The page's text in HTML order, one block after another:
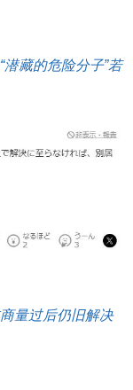
藏的危险分子”若
量过后仍旧解决